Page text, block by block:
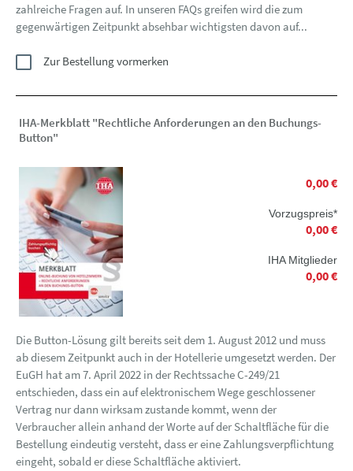
zahlreiche Fragen auf. In unseren FAQs greifen wird die zum
gegenwärtigen Zeitpunkt absehbar wichtigsten davon auf...
Zur Bestellung vormerken
IHA-Merkblatt "Rechtliche Anforderungen an den Buchungs-
Button"
0,00 €
Vorzugspreis*
0,00 €
IHA Mitglieder
0,00 €
Die Button-Lösung gilt bereits seit dem 1. August 2012 und muss
ab diesem Zeitpunkt auch in der Hotellerie umgesetzt werden. Der
EuGH hat am 7. April 2022 in der Rechtssache C-249/21
entschieden, dass ein auf elektronischem Wege geschlossener
Vertrag nur dann wirksam zustande kommt, wenn der
Verbraucher allein anhand der Worte auf der Schaltfläche für die
Bestellung eindeutig versteht, dass er eine Zahlungsverpflichtung
eingeht, sobald er diese Schaltfläche aktiviert.